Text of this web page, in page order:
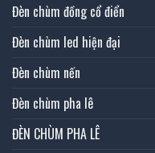
Đèn chùm đồng cổ điển
Đèn chùm led hiện đại
Đèn chùm nến
Đèn chùm pha lê
ĐÈN CHÙM PHA LÊ